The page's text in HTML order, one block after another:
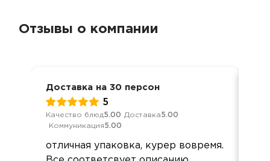
Отзывы о компании
Доставка на 30 персон
5
Качество блюд5.00 Доставка5.00
Коммуникация5.00
отличная упаковка, курер вовремя.